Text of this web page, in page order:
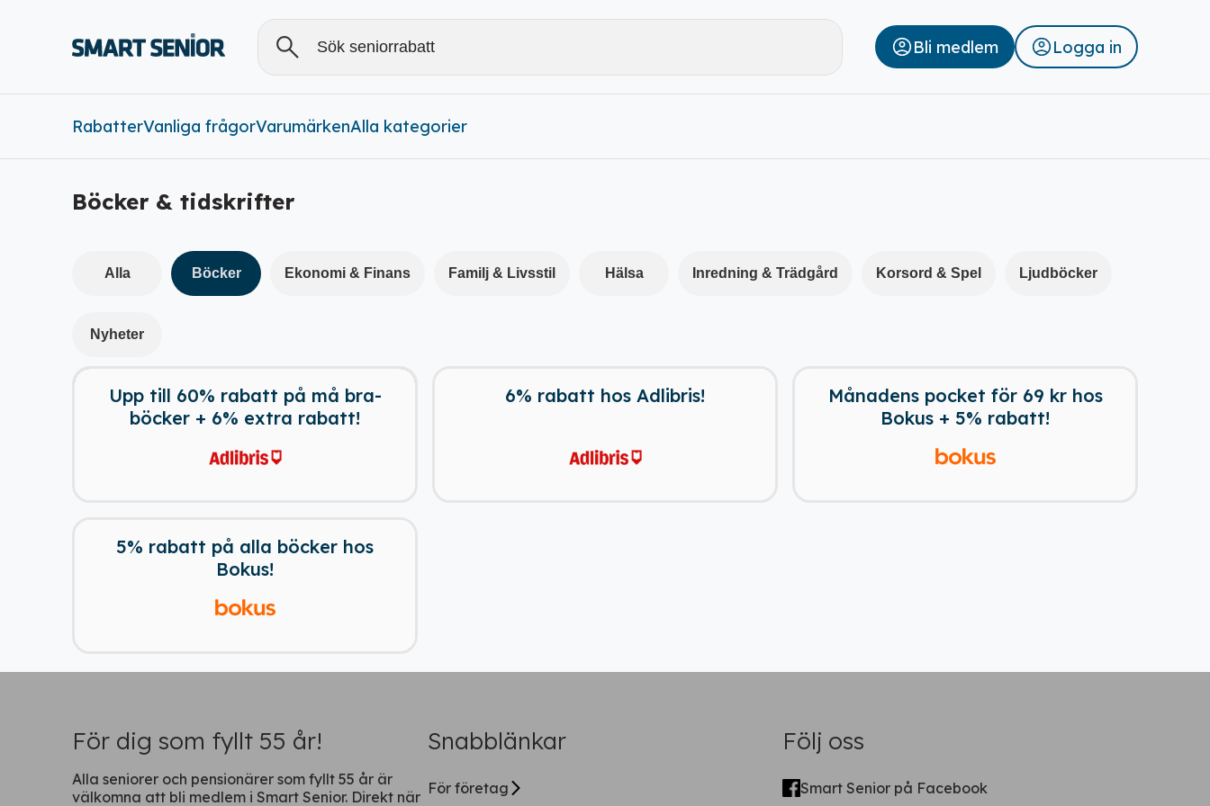
Alla
Rabatter (
Bli medlem Logga in
RabatterVanliga frågorVarumärkenAlla kategorier
Böcker & tidskrifter
Alla Böcker Ekonomi & Finans Familj & Livsstil Hälsa Inredning & Trädgård Korsord & Spel Ljudböcker
Nyheter
Upp till 60% rabatt på må bra-
böcker + 6% extra rabatt!
6% rabatt hos Adlibris!
Månadens pocket för 69 kr hos
Bokus + 5% rabatt!
5% rabatt på alla böcker hos
Bokus!
För dig som fyllt 55 år!
Alla seniorer och pensionärer som fyllt 55 år är
välkomna att bli medlem i Smart Senior. Direkt när
Snabblänkar
För företag
Följ oss
Smart Senior på Facebook
Ladda ner vår app!
Fortsätt på webben